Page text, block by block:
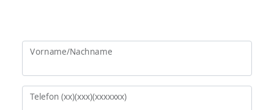
Vorname/Nachname
Telefon (xx)(xxx)(xxxxxxx)